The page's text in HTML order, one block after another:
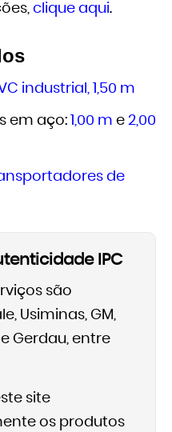
clique aqui.
industrial, 1,50 m
em aço: 1,00 m e 2,00
de
IPC
são
Usiminas, GM,
Gerdau, entre
site
os produtos